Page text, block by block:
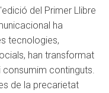
del Primer Llibre
ha
tecnologies,
han transformat
continguts.
de la precarietat